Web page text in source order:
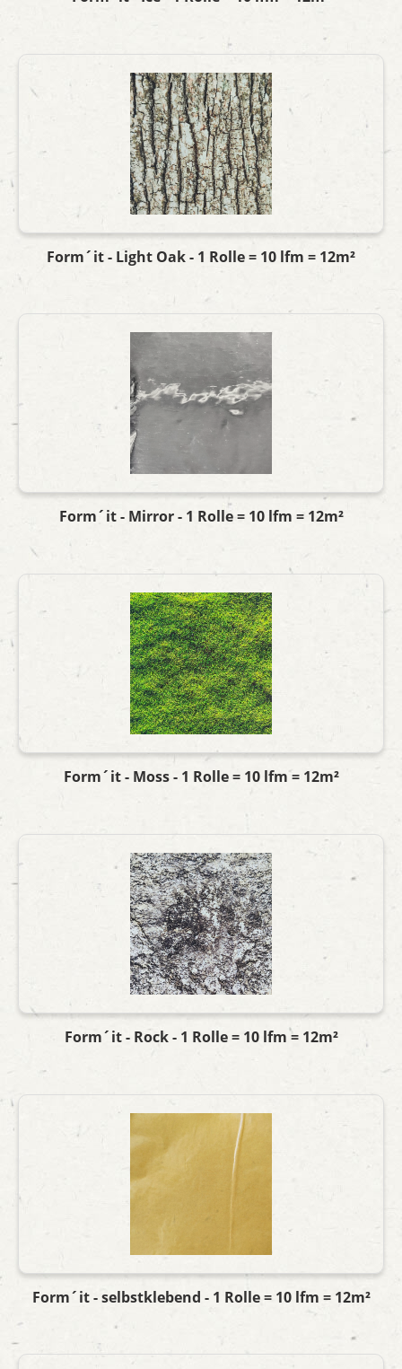
Form´it - Light Oak - 1 Rolle = 10 lfm = 12m²
Form´it - Mirror - 1 Rolle = 10 lfm = 12m²
Form´it - Moss - 1 Rolle = 10 lfm = 12m²
Form´it - Rock - 1 Rolle = 10 lfm = 12m²
Form´it - selbstklebend - 1 Rolle = 10 lfm = 12m²